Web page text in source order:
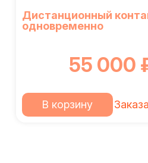
Дистанционный
одновременно
55 000
В корзину